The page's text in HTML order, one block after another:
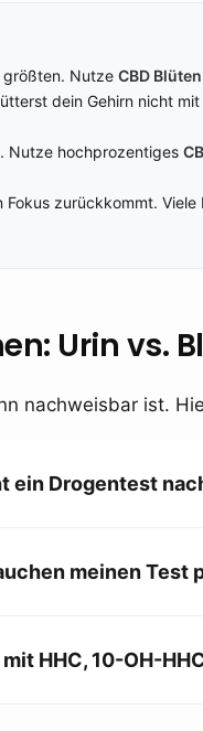
größten. NutzeCBD Blüten
dein Gehirn nicht
Nutze hochprozentiges
zurückkommt.
Urin vs.
nachweisbar ist.
ein Drogentest
meinen Test
HHC, 10-OH-